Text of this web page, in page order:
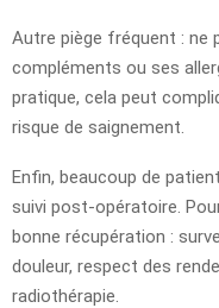
Autre piège fréquent : ne
compléments ou ses
pratique, cela peut
risque de saignement.
Enfin, beaucoup de
suivi post-opératoire.
bonne récupération :
douleur, respect des
radiothérapie.